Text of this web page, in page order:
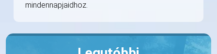
mindennapjaidhoz.